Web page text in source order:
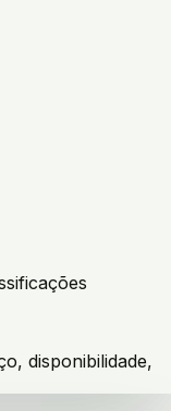
disponibilidade,